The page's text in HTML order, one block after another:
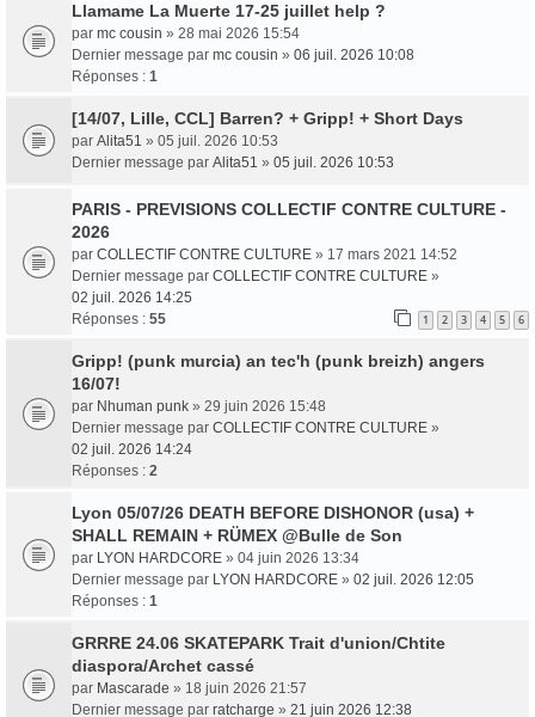
Llamame La Muerte 17-25 juillet help ?
par mc cousin » 28 mai 2026 15:54
Dernier message par mc cousin » 06 juil. 2026 10:08
Réponses : 1
[14/07, Lille, CCL] Barren? + Gripp! + Short Days
par Alita51 » 05 juil. 2026 10:53
Dernier message par Alita51 » 05 juil. 2026 10:53
PARIS - PREVISIONS COLLECTIF CONTRE CULTURE -
2026
par COLLECTIF CONTRE CULTURE » 17 mars 2021 14:52
Dernier message par COLLECTIF CONTRE CULTURE »
02 juil. 2026 14:25
Réponses : 55 1 2 3 4 5 6
Gripp! (punk murcia) an tec'h (punk breizh) angers
16/07!
par Nhuman punk » 29 juin 2026 15:48
Dernier message par COLLECTIF CONTRE CULTURE »
02 juil. 2026 14:24
Réponses : 2
Lyon 05/07/26 DEATH BEFORE DISHONOR (usa) +
SHALL REMAIN + RÜMEX @Bulle de Son
par LYON HARDCORE » 04 juin 2026 13:34
Dernier message par LYON HARDCORE » 02 juil. 2026 12:05
Réponses : 1
GRRRE 24.06 SKATEPARK Trait d'union/Chtite
diaspora/Archet cassé
par Mascarade » 18 juin 2026 21:57
Dernier message par ratcharge » 21 juin 2026 12:38